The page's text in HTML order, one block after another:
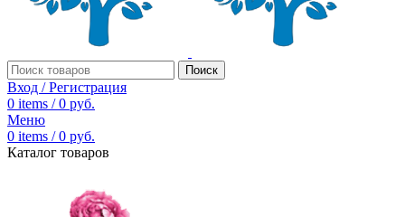
Поиск
Вход / Регистрация
0 items / 0 руб.
Меню
0 items / 0 руб.
Каталог товаров